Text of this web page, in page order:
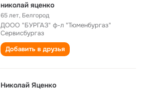
николай яценко
65 лет, Белгород
ДООО "БУРГАЗ" ф-л "Тюменбургаз"
Сервисбургаз
Добавить в друзья
Николай Яценко